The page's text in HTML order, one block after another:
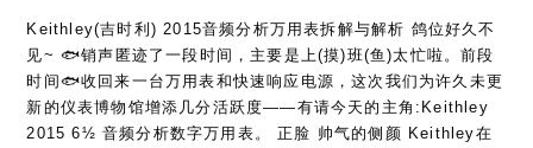
Keithley(吉时利) 2015音频分析万用表拆解与解析 鸽位好久不
见~ 🐟销声匿迹了一段时间，主要是上(摸)班(鱼)太忙啦。前段
时间🐟收回来一台万用表和快速响应电源，这次我们为许久未更
新的仪表博物馆增添几分活跃度——有请今天的主角:Keithley
2015 6½ 音频分析数字万用表。 正脸 帅气的侧颜 Keithley在